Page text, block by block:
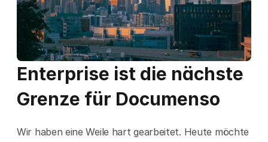
Enterprise ist die nächste
Grenze für Documenso
Wir haben eine Weile hart gearbeitet. Heute möchte